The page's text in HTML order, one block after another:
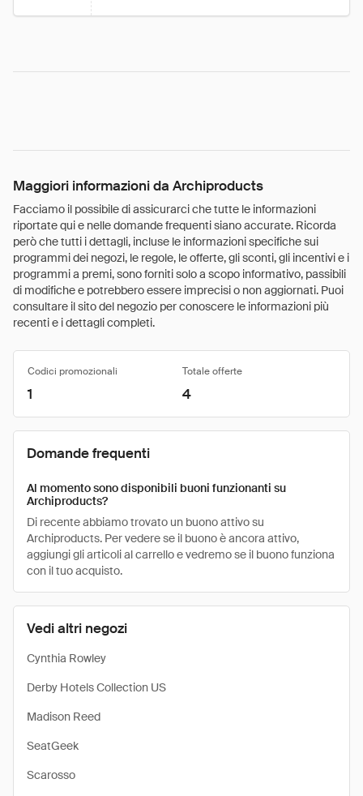
Maggiori informazioni da Archiproducts
Facciamo il possibile di assicurarci che tutte le informazioni
riportate qui e nelle domande frequenti siano accurate. Ricorda
però che tutti i dettagli, incluse le informazioni specifiche sui
programmi dei negozi, le regole, le offerte, gli sconti, gli incentivi e i
programmi a premi, sono forniti solo a scopo informativo, passibili
di modifiche e potrebbero essere imprecisi o non aggiornati. Puoi
consultare il sito del negozio per conoscere le informazioni più
recenti e i dettagli completi.
Vedi altri negozi
Cynthia Rowley
Derby Hotels Collection US
Madison Reed
SeatGeek
Scarosso
Codici promozionali Totale offerte
1 4
Domande frequenti
Al momento sono disponibili buoni funzionanti su
Archiproducts?
Di recente abbiamo trovato un buono attivo su
Archiproducts. Per vedere se il buono è ancora attivo,
aggiungi gli articoli al carrello e vedremo se il buono funziona
con il tuo acquisto.